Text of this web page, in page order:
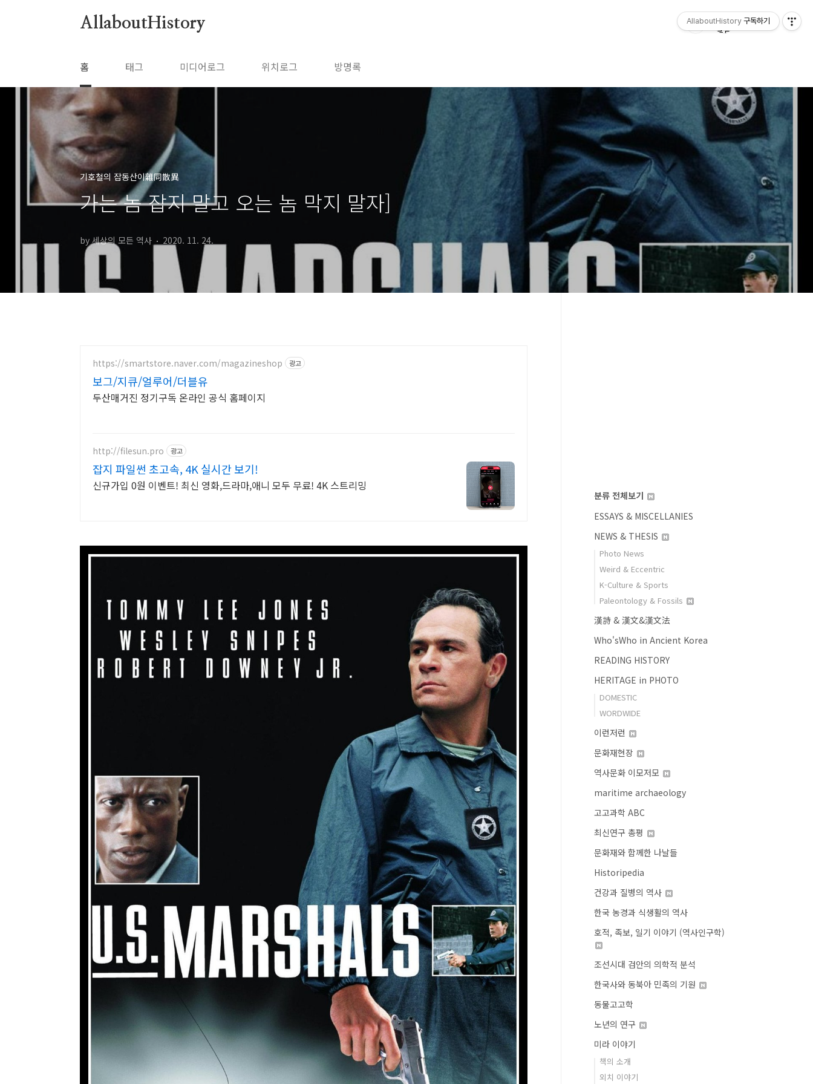
AllaboutHistory
홈 태그 미디어로그 위치로그 방명록
기호철의 잡동산이雜同散異
가는 놈 잡지 말고 오는 놈 막지 말자]
by 세상의 모든 역사 2020. 11. 24.
https://smartstore.naver.com/magazineshop 광고
보그/지큐/얼루어/더블유
두산매거진 정기구독 온라인 공식 홈페이지
http://filesun.pro 광고
잡지 파일썬 초고속, 4K 실시간 보기!
신규가입 0원 이벤트! 최신 영화,드라마,애니 모두 무료! 4K 스트리밍
분류 전체보기
ESSAYS & MISCELLANIES
NEWS & THESIS
Photo News
Weird & Eccentric
K-Culture & Sports
Paleontology & Fossils
漢詩 & 漢文&漢文法
Who'sWho in Ancient Korea
READING HISTORY
HERITAGE in PHOTO
DOMESTIC
WORDWIDE
이런저런
문화재현장
역사문화 이모저모
maritime archaeology
고고과학 ABC
최신연구 총평
문화재와 함께한 나날들
Historipedia
건강과 질병의 역사
한국 농경과 식생활의 역사
호적, 족보, 일기 이야기 (역사인구학)
조선시대 검안의 의학적 분석
한국사와 동북아 민족의 기원
동물고고학
노년의 연구
미라 이야기
책의 소개
외치 이야기
AllaboutHistory 구독하기